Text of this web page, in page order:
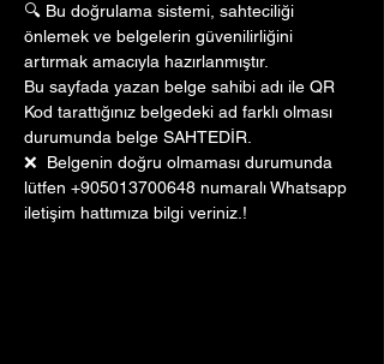
🔍 Bu doğrulama sistemi, sahteciliği
önlemek ve belgelerin güvenilirliğini
artırmak amacıyla hazırlanmıştır.
Bu sayfada yazan belge sahibi adı ile QR
Kod tarattığınız belgedeki ad farklı olması
durumunda belge SAHTEDİR.
❌  Belgenin doğru olmaması durumunda
lütfen +905013700648 numaralı Whatsapp
iletişim hattımıza bilgi veriniz.!